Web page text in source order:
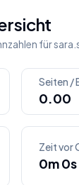
für
Seiten /
0.00
Zeit vor
0m 0s